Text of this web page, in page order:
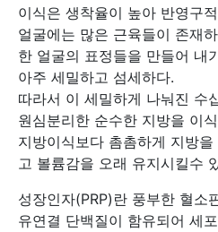
이식은 생착율이 높아 반영구
얼굴에는 많은 근육들이 존재
한 얼굴의 표정들을 만들어 내
아주 세밀하고 섬세하다.
따라서 이 세밀하게 나눠진 수
원심분리한 순수한 지방을 이
지방이식보다 촘촘하게 지방
고 볼륨감을 오래 유지시킬수
성장인자(PRP)란 풍부한 혈소
유연결 단백질이 함유되어 세